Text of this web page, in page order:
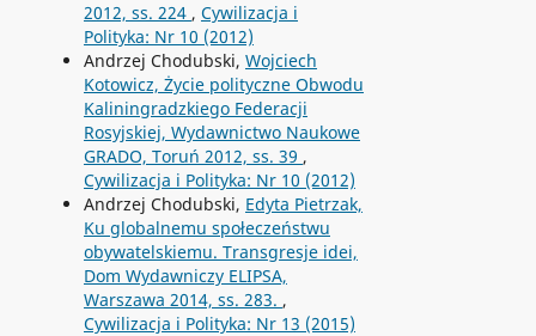
2012, ss. 224 , Cywilizacja i
Polityka: Nr 10 (2012)
Andrzej Chodubski, Wojciech
Kotowicz, Życie polityczne Obwodu
Kaliningradzkiego Federacji
Rosyjskiej, Wydawnictwo Naukowe
GRADO, Toruń 2012, ss. 39 ,
Cywilizacja i Polityka: Nr 10 (2012)
Andrzej Chodubski, Edyta Pietrzak,
Ku globalnemu społeczeństwu
obywatelskiemu. Transgresje idei,
Dom Wydawniczy ELIPSA,
Warszawa 2014, ss. 283. ,
Cywilizacja i Polityka: Nr 13 (2015)